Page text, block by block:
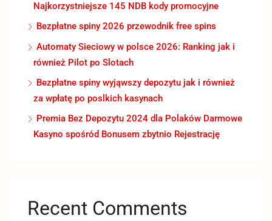
Najkorzystniejsze 145 NDB kody promocyjne
Bezpłatne spiny 2026 przewodnik free spins
Automaty Sieciowy w polsce 2026: Ranking jak i
również Pilot po Slotach
Bezpłatne spiny wyjąwszy depozytu jak i również
za wpłatę po poslkich kasynach
Premia Bez Depozytu 2024 dla Polaków Darmowe
Kasyno spośród Bonusem zbytnio Rejestrację
Recent Comments